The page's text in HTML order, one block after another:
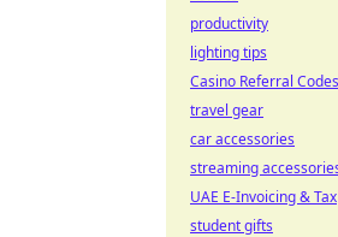
productivity
lighting tips
Casino Referral Codes
travel gear
car accessories
streaming
UAE E-Invoicing & Tax
student gifts